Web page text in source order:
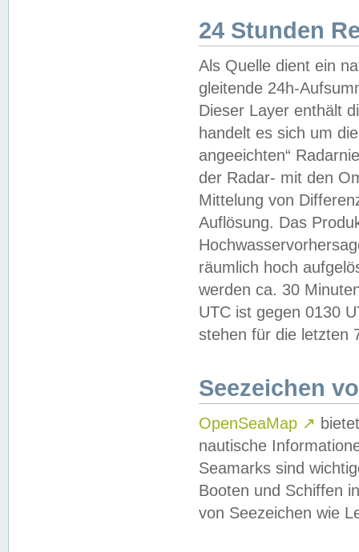
24 Stunden
Als Quelle dient ein
gleitende 24h-
Dieser Layer enthält
handelt es sich um
angeeichten“
der Radar- mit den
Mittelung von
Auflösung. Das
räumlich hoch
werden ca. 30
UTC ist gegen 0130
stehen für die letzten
Seezeichen
OpenSeaMap ↗
nautische
Seamarks sind
Booten und Schiffen
von Seezeichen wie